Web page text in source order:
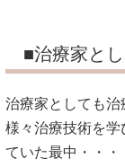
■治療家と
治療家としても
様々治療技術を学
ていた最中・・